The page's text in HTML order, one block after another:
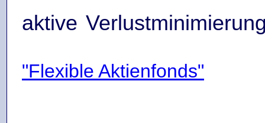
aktive
"Flexible Aktienfonds"